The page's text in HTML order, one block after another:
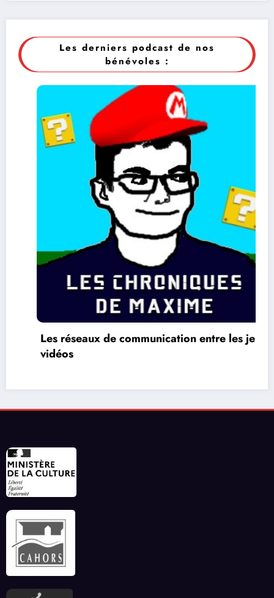
Les derniers podcast de nos
bénévoles :
Les réseaux de communication entre les jeux
vidéos